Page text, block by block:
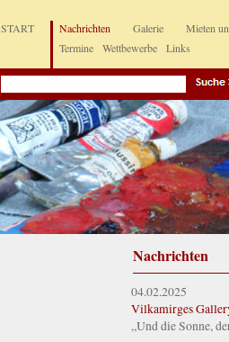
START
Nachrichten
Termine
Wettbewerbe Links
Galerie Mieten
Nachrichten
04.02.2025
Vilkamirges
„Und die Sonne,